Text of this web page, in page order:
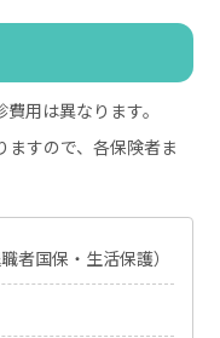
用は異なります。
ますので、各保険者ま
者国保・生活保護）